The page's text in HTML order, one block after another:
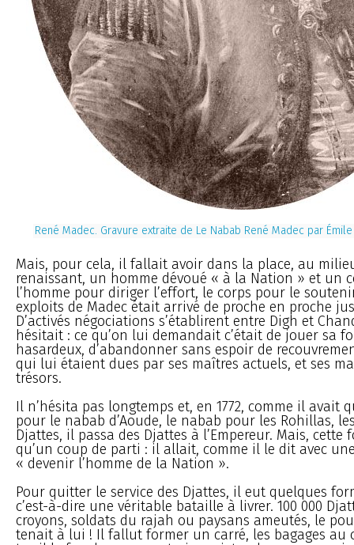
René Madec. Gravure extraite de Le Nabab René Madec par
Mais, pour cela, il fallait avoir dans la place, au
renaissant, un homme dévoué « à la Nation » et un
l’homme pour diriger l’effort, le corps pour le
exploits de Madec était arrivé de proche en proche
D’activés négociations s’établirent entre Digh et
hésitait : ce qu’on lui demandait c’était de jouer sa
hasardeux, d’abandonner sans espoir de
qui lui étaient dues par ses maîtres actuels, et ses
trésors.
Il n’hésita pas longtemps et, en 1772, comme il avait
pour le nabab d’Aoude, le nabab pour les Rohillas,
Djattes, il passa des Djattes à l’Empereur. Mais, cette
qu’un coup de parti : il allait, comme il le dit avec
« devenir l’homme de la Nation ».
Pour quitter le service des Djattes, il eut quelques
c’est-à-dire une véritable bataille à livrer. 100 000
croyons, soldats du rajah ou paysans ameutés, le
tenait à lui ! Il fallut former un carré, les bagages au